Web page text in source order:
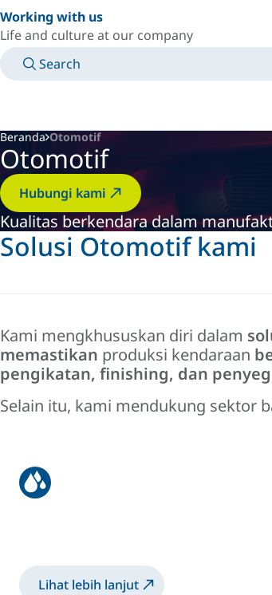
Working with us
Life and culture at our company
Search
Beranda Otomotif
Otomotif
Hubungi kami
Kualitas berkendara dalam
Solusi Otomotif kami
Kami mengkhususkan diri dalam
memastikan produksi kendaraan
pengikatan, finishing, dan
Selain itu, kami mendukung sektor
Lihat lebih lanjut